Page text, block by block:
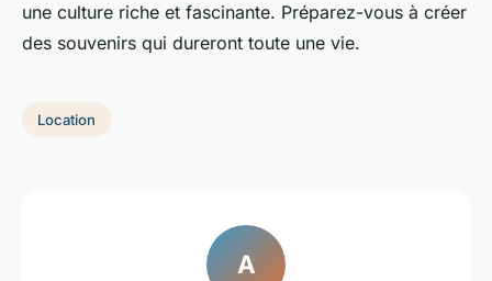
une culture riche et fascinante. Préparez-vous à créer
des souvenirs qui dureront toute une vie.
Location
A